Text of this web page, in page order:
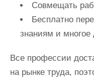
Совмещать
Бесплатно
знаниям и многое
Все профессии
на рынке труда,